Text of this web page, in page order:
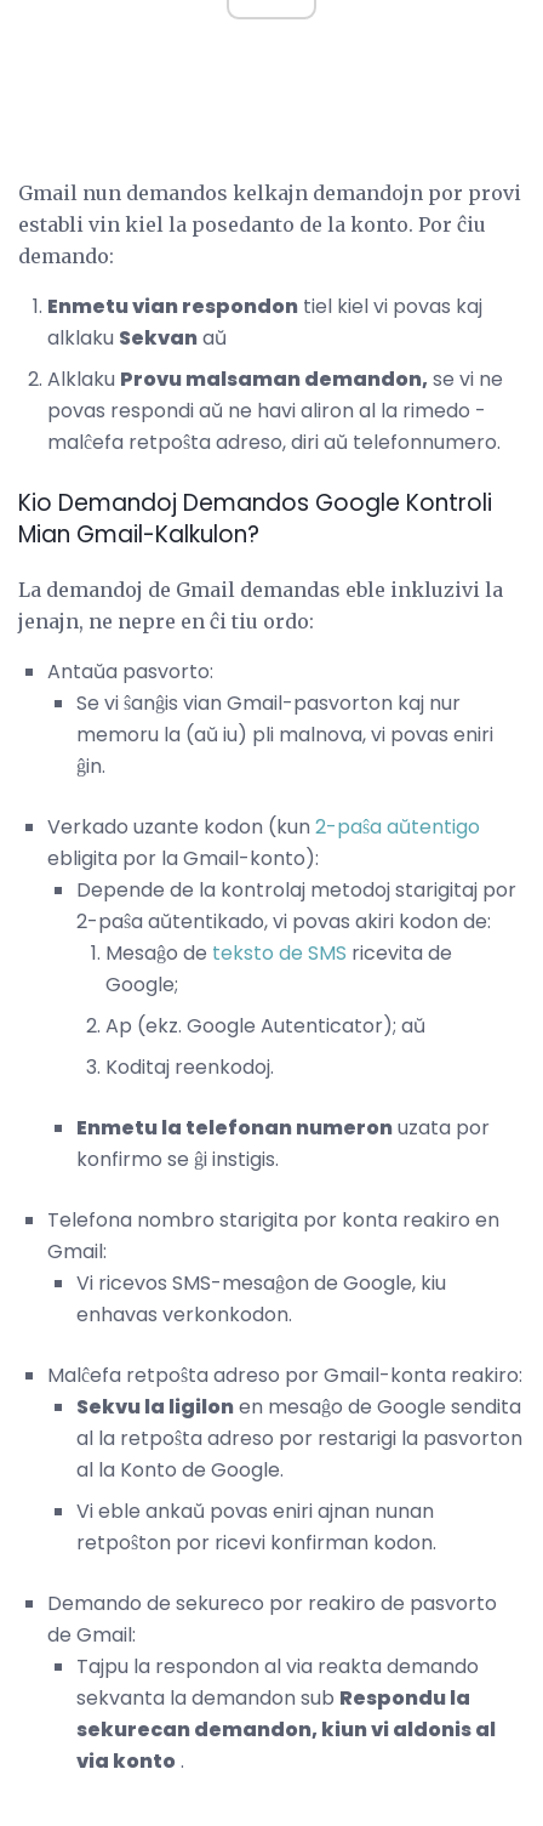
Gmail nun demandos kelkajn demandojn por provi
establi vin kiel la posedanto de la konto. Por ĉiu
demando:
Enmetu vian respondon tiel kiel vi povas kaj
alklaku Sekvanaŭ
Alklaku Provu malsaman demandon, se vi ne
povas respondi aŭ ne havi aliron al la rimedo -
malĉefa retpoŝta adreso, diri aŭ telefonnumero.
Kio Demandoj Demandos Google Kontroli
Mian Gmail-Kalkulon?
La demandoj de Gmail demandas eble inkluzivi la
jenajn, ne nepre en ĉi tiu ordo:
Antaŭa pasvorto:
Se vi ŝanĝis vian Gmail-pasvorton kaj nur
memoru la (aŭ iu) pli malnova, vi povas eniri
ĝin.
Verkado uzante kodon (kun 2-paŝa aŭtentigo
ebligita por la Gmail-konto):
Depende de la kontrolaj metodoj starigitaj por
2-paŝa aŭtentikado, vi povas akiri kodon de:
Mesaĝo de teksto de SMS ricevita de
Google;
Ap (ekz. Google Autenticator); aŭ
Koditaj reenkodoj.
Enmetu la telefonan numeronuzata por
konfirmo se ĝi instigis.
Telefona nombro starigita por konta reakiro en
Gmail:
Vi ricevos SMS-mesaĝon de Google, kiu
enhavas verkonkodon.
Malĉefa retpoŝta adreso por Gmail-konta reakiro:
Sekvu la ligilonen mesaĝo de Google sendita
al la retpoŝta adreso por restarigi la pasvorton
al la Konto de Google.
Vi eble ankaŭ povas eniri ajnan nunan
retpoŝton por ricevi konfirman kodon.
Demando de sekureco por reakiro de pasvorto
de Gmail:
Tajpu la respondon al via reakta demando
sekvanta la demandon sub Respondu la
sekurecan demandon, kiun vi aldonis al
via konto.